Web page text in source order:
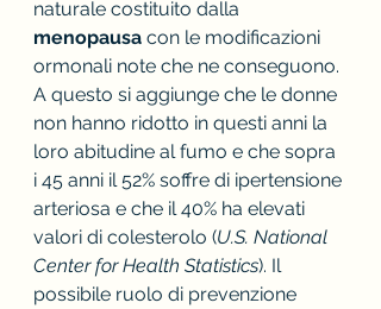
naturale costituito dalla
menopausa con le modificazioni
ormonali note che ne conseguono.
A questo si aggiunge che le donne
non hanno ridotto in questi anni la
loro abitudine al fumo e che sopra
i 45 anni il 52% soffre di ipertensione
arteriosa e che il 40% ha elevati
valori di colesterolo (U.S. National
Center for Health Statistics). Il
possibile ruolo di prevenzione